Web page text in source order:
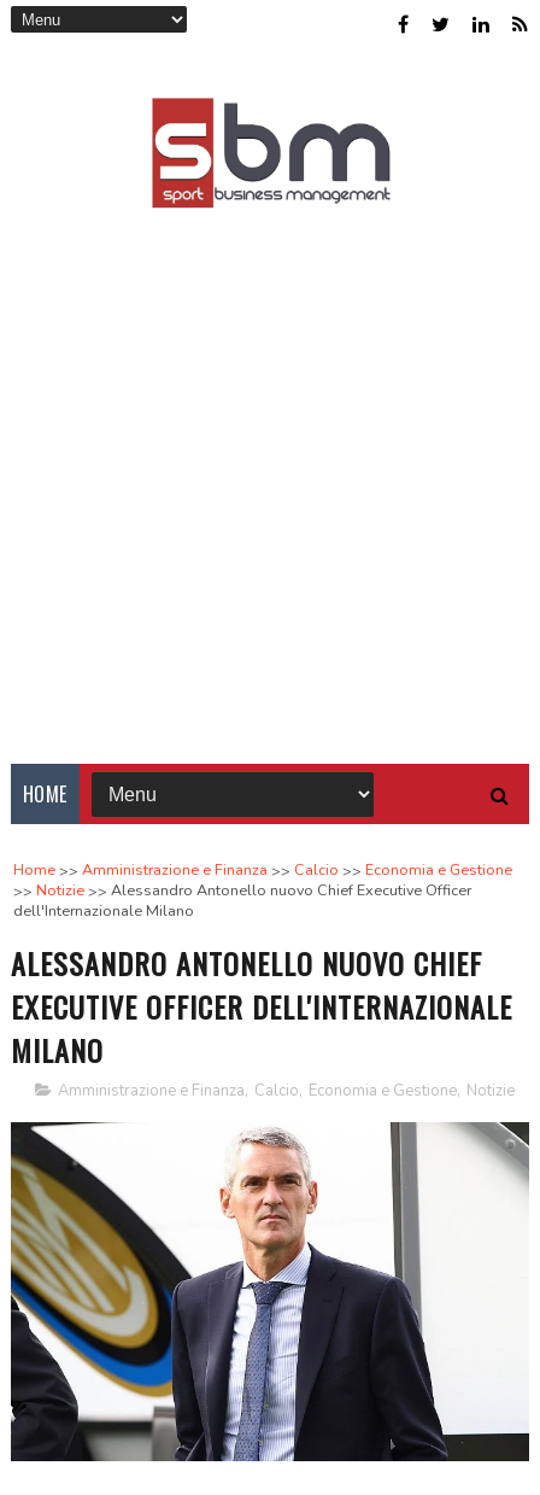
HOME
Home Amministrazione e Finanza Calcio
Economia e Gestione
Notizie
Alessandro Antonello nuovo Chief Executive Officer
dell'Internazionale Milano
ALESSANDRO ANTONELLO NUOVO CHIEF
EXECUTIVE OFFICER DELL'INTERNAZIONALE
MILANO
Amministrazione e Finanza, Calcio, Economia e Gestione, Notizie